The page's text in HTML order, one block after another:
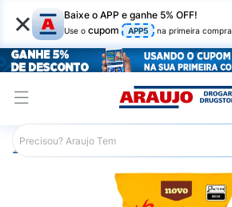
× Baixe o APP e ganhe 5% OFF!
Use o cupom APP5 na primeira compra
Araujo Mercado